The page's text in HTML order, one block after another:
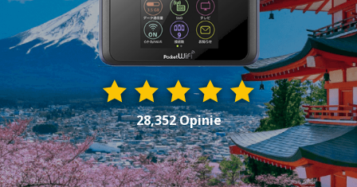
28,352 Opinie